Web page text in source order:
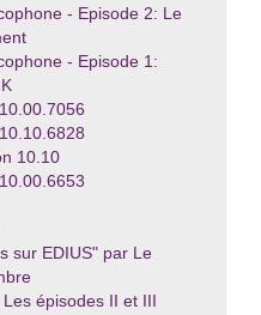
- Episode 2: Le
- Episode 1:
10.10
sur EDIUS" par Le
épisodes II et III